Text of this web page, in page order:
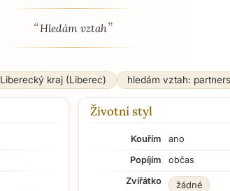
“Hledám vztah”
Liberecký kraj (Liberec) hledám vztah:
Životní styl
Kouřím
ano
Popíjím
občas
Zvířátko
žádné